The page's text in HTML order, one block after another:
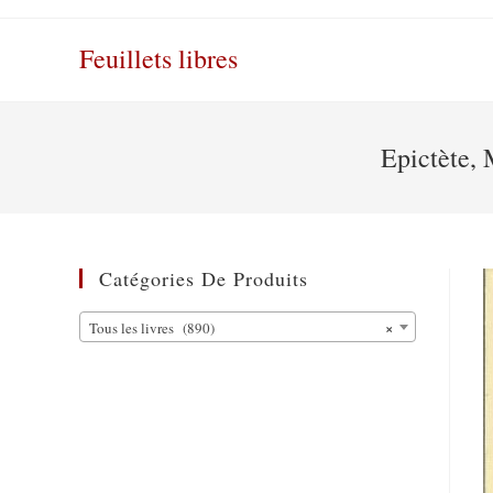
Feuillets libres
Epictète,
Catégories De Produits
×
Tous les livres (890)